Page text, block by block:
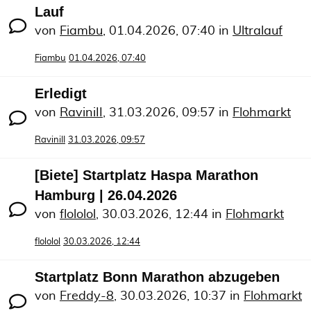
Lauf
von Fiambu, 01.04.2026, 07:40 in Ultralauf
Fiambu 01.04.2026, 07:40
Erledigt
von RaviniII , 31.03.2026, 09:57 in Flohmarkt
RaviniII 31.03.2026, 09:57
[Biete] Startplatz Haspa Marathon
Hamburg | 26.04.2026
von flololol , 30.03.2026, 12:44 in Flohmarkt
flololol 30.03.2026, 12:44
Startplatz Bonn Marathon abzugeben
von Freddy-8, 30.03.2026, 10:37 in Flohmarkt